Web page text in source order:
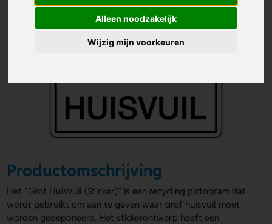
Alleen noodzakelijk
Wijzig mijn voorkeuren
Productomschrijving
Het "Grof Huisvuil (Sticker)" is een recycling pictogram dat
wordt gebruikt om aan te geven waar grof huisvuil moet
worden gedeponeerd. Het stickerontwerp heeft een